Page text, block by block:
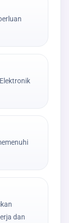
dan